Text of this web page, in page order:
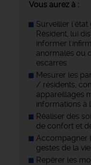
Vous aurez à :
Surveiller
Résident, lui
informer
anormales ou
escarres
Mesurer les
/ résidents,
appareillages
informations à
Réaliser des
de confort et
Accompagner
gestes de la
Repérer les